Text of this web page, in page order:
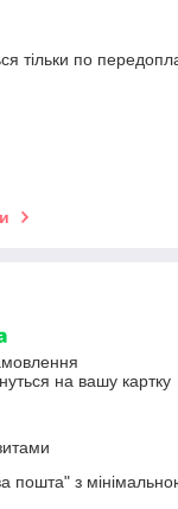
тільки по
на вашу картку
пошта" з